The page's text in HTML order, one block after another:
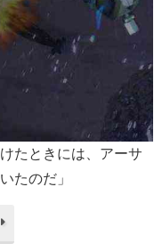
たときには、アーサ
たのだ」